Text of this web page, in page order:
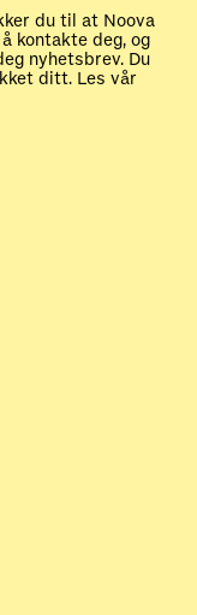
du til at Noova
kontakte deg, og
nyhetsbrev. Du
ditt. Les vår